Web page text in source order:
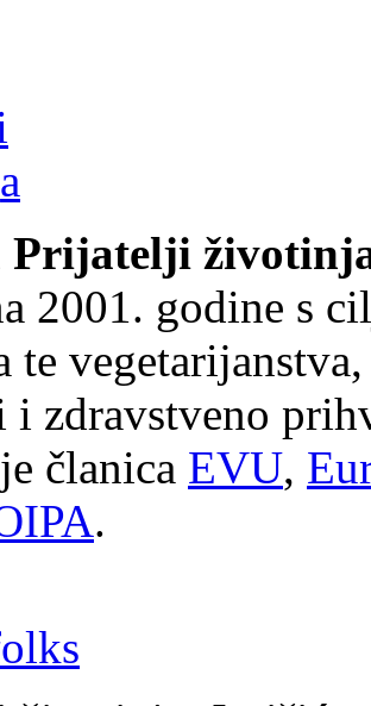
Prijatelji
2001. godine s
te
i zdravstveno
članica EVU,
.